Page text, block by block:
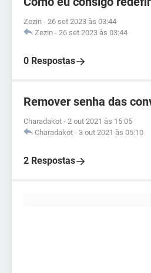
Zezin - 26 set 2023 às 03:44
Zezin - 26 set 2023 às 03:44
0 Respostas
Remover senha das
Charadakot - 2 out 2021 às 15:05
Charadakot - 3 out 2021 às 05:10
2 Respostas